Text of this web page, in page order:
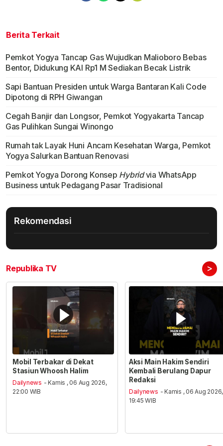
Berita Terkait
Pemkot Yogya Tancap Gas Wujudkan Malioboro Bebas
Bentor, Didukung KAI Rp1 M Sediakan Becak Listrik
Sapi Bantuan Presiden untuk Warga Bantaran Kali Code
Dipotong di RPH Giwangan
Cegah Banjir dan Longsor, Pemkot Yogyakarta Tancap
Gas Pulihkan Sungai Winongo
Rumah tak Layak Huni Ancam Kesehatan Warga, Pemkot
Yogya Salurkan Bantuan Renovasi
Pemkot Yogya Dorong Konsep Hybridvia WhatsApp
Business untuk Pedagang Pasar Tradisional
Rekomendasi
Republika TV >
Mobil Terbakar di Dekat
Stasiun Whoosh Halim
Dailynews - Kamis , 06 Aug 2026,
22:00 WIB
Aksi Main Hakim Sendiri
Kembali Berulang Dapur
Redaksi
Dailynews - Kamis , 06 Aug 2026,
19:45 WIB